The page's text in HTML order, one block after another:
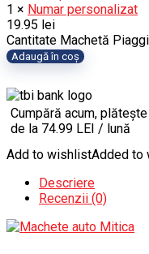
1 × Numar personalizat
19.95 lei
Cantitate Machetă
Adaugă în coș
Cumpără acum,
de la 74.99 LEI / lună
Add to wishlistAdded to
Descriere
Recenzii (0)